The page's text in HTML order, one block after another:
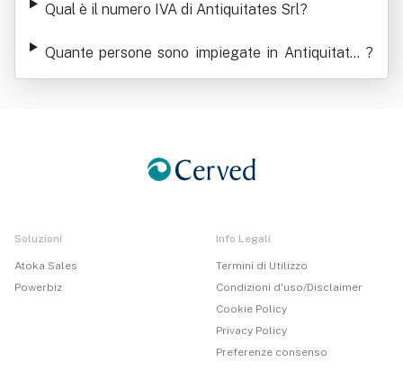
Qual è il numero IVA di Antiquitates Srl?
Quante persone sono impiegate in Antiquitates
Srl
?
Soluzioni
Atoka Sales
Powerbiz
Info Legali
Termini di Utilizzo
Condizioni d'uso/Disclaimer
Cookie Policy
Privacy Policy
Preferenze consenso